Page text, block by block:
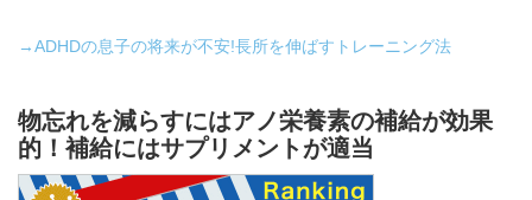
→ADHDの息子の将来が不安!長所を伸ばすトレーニング法
物忘れを減らすにはアノ栄養素の補給が効果
的！補給にはサプリメントが適当